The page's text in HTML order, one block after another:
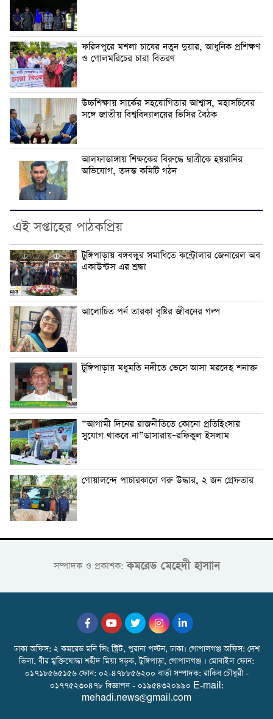
ফরিদপুরে মশলা চাষের নতুন দুয়ার, আধুনিক প্রশিক্ষণ
ও গোলমরিচের চারা বিতরণ
উচ্চশিক্ষায় সার্কের সহযোগিতার আশ্বাস, মহাসচিবের
সঙ্গে জাতীয় বিশ্ববিদ্যালয়ের ভিসির বৈঠক
আলফাডাঙ্গায় শিক্ষকের বিরুদ্ধে ছাত্রীকে হয়রানির
অভিযোগ, তদন্ত কমিটি গঠন
এই সপ্তাহের পাঠকপ্রিয়
টুঙ্গিপাড়ায় বঙ্গবন্ধুর সমাধিতে কন্ট্রোলার জেনারেল অব
একাউন্টস এর শ্রদ্ধা
আলোচিত পর্ন তারকা বৃষ্টির জীবনের গল্প
টুঙ্গিপাড়ায় মধুমতি নদীতে ভেসে আসা মরদেহ শনাক্ত
“আগামী দিনের রাজনীতিতে কোনো প্রতিহিংসার
সুযোগ থাকবে না”ডাসারায়–রফিকুল ইসলাম
গোয়ালন্দে পাচারকালে গরু উদ্ধার, ২ জন গ্রেফতার
সম্পাদক ও প্রকাশক:কমরেড মেহেদী হাসাান
ঢাকা অফিস: ২ কমরেড মনি সিং স্ট্রিট, পুরানা পল্টন, ঢাকা। গোপালগঞ্জ অফিস: দেশ
ভিলা, বীর মুক্তিযোদ্ধা শহীদ মিয়া সড়ক, টুঙ্গিপাড়া, গোপালগঞ্জ । মোবাইল ফোন:
০১৭১৮৫৬৫১৫৬ ফোন: ০২-৪৭৮৮৫৬২০০ বার্তা সম্পাদক: রাকিব চৌধুরী -
০১৭৭৫২৩০৪৭৮ বিজ্ঞাপন - ০১৯৫৪৩২০৯৯০ E-mail:
mehadi.news@gmail.com